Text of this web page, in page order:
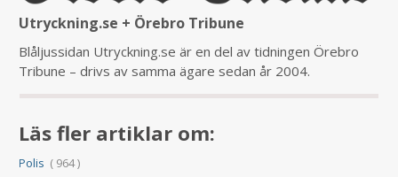
Utryckning.se + Örebro Tribune
Blåljussidan Utryckning.se är en del av tidningen Örebro
Tribune – drivs av samma ägare sedan år 2004.
Läs fler artiklar om:
Polis ( 964 )